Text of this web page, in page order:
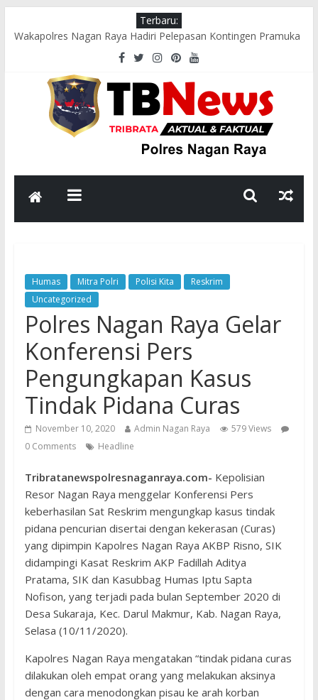
Terbaru:
Wakapolres Nagan Raya Hadiri Pelepasan Kontingen Pramuka
Menuju Cibubur di Pendopo Bupati
Polsek Seunagan Timur Gelar Pengaturan Lalu Lintas Pagi di
Lokasi Rawan Kecelakaan dan Kemacetan
Polsek Tadu Raya Sambangi Dapur MBG, Pastikan Kebersihan
dan Kelayakan Pengolahan Makanan
sambut HUT ke-81 RI, Bhabinkamtibmas Polsek Seunagan
Ajak Warga Kibarkan Bendera Merah Putih
Polsek Kuala Polres Nagan Raya Gelar Patroli dan Sosialisasi
Pencegahan Karhutla
Humas Mitra Polri Polisi Kita
Reskrim
Uncategorized
Polres Nagan Raya Gelar
Konferensi Pers
Pengungkapan Kasus
Tindak Pidana Curas
November 10, 2020 Admin Nagan Raya
579 Views
0 Comments
Headline
Tribratanewspolresnaganraya.com- Kepolisian
Resor Nagan Raya menggelar Konferensi Pers
keberhasilan Sat Reskrim mengungkap kasus tindak
pidana pencurian disertai dengan kekerasan (Curas)
yang dipimpin Kapolres Nagan Raya AKBP Risno, SIK
didampingi Kasat Reskrim AKP Fadillah Aditya
Pratama, SIK dan Kasubbag Humas Iptu Sapta
Nofison, yang terjadi pada bulan September 2020 di
Desa Sukaraja, Kec. Darul Makmur, Kab. Nagan Raya,
Selasa (10/11/2020).
Kapolres Nagan Raya mengatakan “tindak pidana curas
dilakukan oleh empat orang yang melakukan aksinya
dengan cara menodongkan pisau ke arah korban